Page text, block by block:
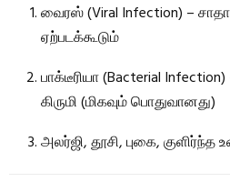
வைரஸ் (Viral Infection) –
ஏற்படக்கூடும்
பாக்டீரியா (Bacterial
கிருமி (மிகவும் பொதுவானது)
அலர்ஜி, தூசி, புகை, குளிர்ந்த